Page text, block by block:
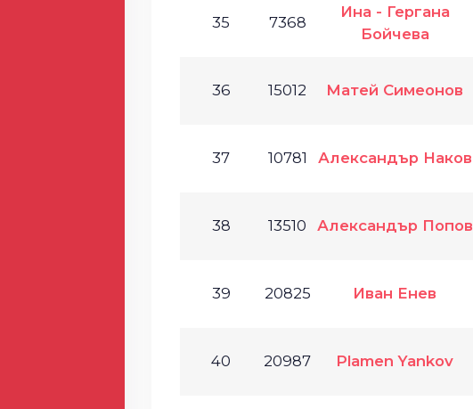
35 7368
Ина - Гергана
Бойчева
36 15012 Матей Симеонов
37 10781 Александър Наков
38 13510 Александър Попов
39 20825 Иван Енев
40 20987 Plamen Yankov